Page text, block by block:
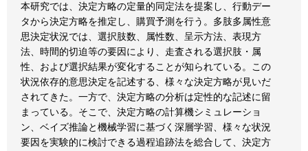
本研究では、決定方略の定量的同定法を提案し、行動デー
タから決定方略を推定し、購買予測を行う。多肢多属性意
思決定状況では、選択肢数、属性数、呈示方法、表現方
法、時間的切迫等の要因により、走査される選択肢・属
性、および選択結果が変化することが知られている。この
状況依存的意思決定を記述する、様々な決定方略が見いだ
されてきた。一方で、決定方略の分析は定性的な記述に留
まっている。そこで、決定方略の計算機シミュレーショ
ン、ベイズ推論と機械学習に基づく深層学習、様々な状況
要因を実験的に検討できる過程追跡法を総合して、決定方